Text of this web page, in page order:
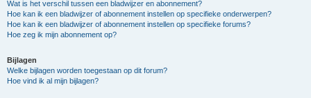
Wat is het verschil tussen een bladwijzer en abonnement?
Hoe kan ik een bladwijzer of abonnement instellen op specifieke onderwerpen?
Hoe kan ik een bladwijzer of abonnement instellen op specifieke forums?
Hoe zeg ik mijn abonnement op?
Bijlagen
Welke bijlagen worden toegestaan op dit forum?
Hoe vind ik al mijn bijlagen?